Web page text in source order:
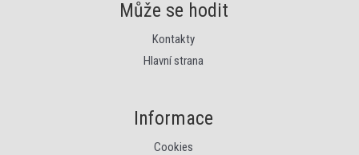
Může se hodit
Kontakty
Hlavní strana
Informace
Cookies